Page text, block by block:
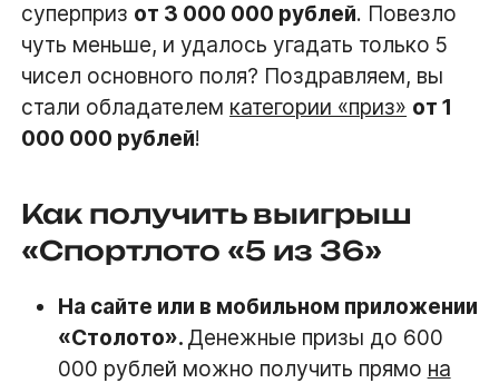
суперприз от 3 000 000 рублей. Повезло
чуть меньше, и удалось угадать только 5
чисел основного поля? Поздравляем, вы
стали обладателем категории «приз» от 1
000 000 рублей!
Как получить выигрыш
«Спортлото «5 из 36»
На сайте или в мобильном приложении
«Столото». Денежные призы до 600
000 рублей можно получить прямо на